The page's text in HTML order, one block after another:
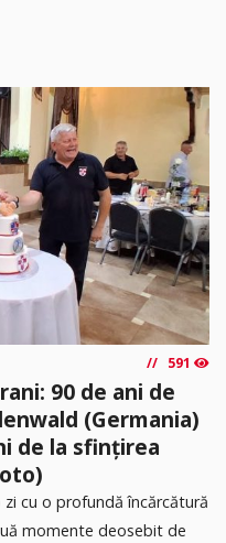
591
90 de ani de
(Germania)
de la sfințirea
cu o profundă încărcătură
momente deosebit de